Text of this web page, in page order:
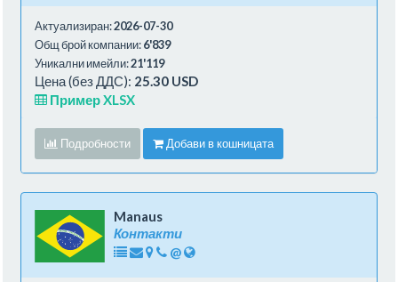
Актуализиран:2026-07-30
Общ брой компании:6'839
Уникални имейли:21'119
Цена (без ДДС): 25.30 USD
Пример XLSX
Подробности Добави в кошницата
Manaus
Контакти
@